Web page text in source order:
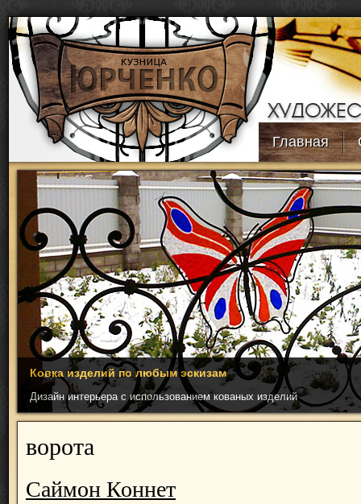
Перейти к основному содержанию
Главная
Ковка изделий по любым эскизам
Дизайн интерьера с использованием кованых изделий
ворота
Саймон Коннет